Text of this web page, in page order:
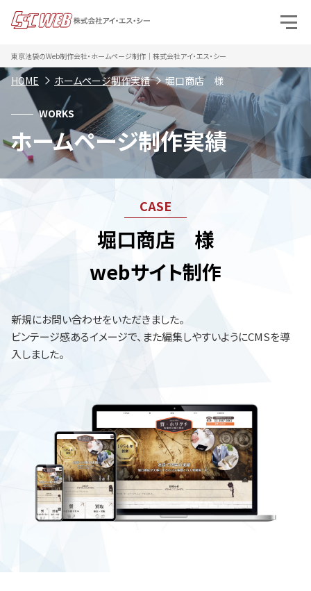
東京池袋のWeb制作会社・ホームページ制作｜株式会社アイ・エス・シー
HOME ホームページ制作実績 堀口商店 様
WORKS
ホームページ制作実績
堀口商店 様
webサイト制作
新規にお問い合わせをいただきました。
ビンテージ感あるイメージで、また編集しやすいようにCMSを導
入しました。